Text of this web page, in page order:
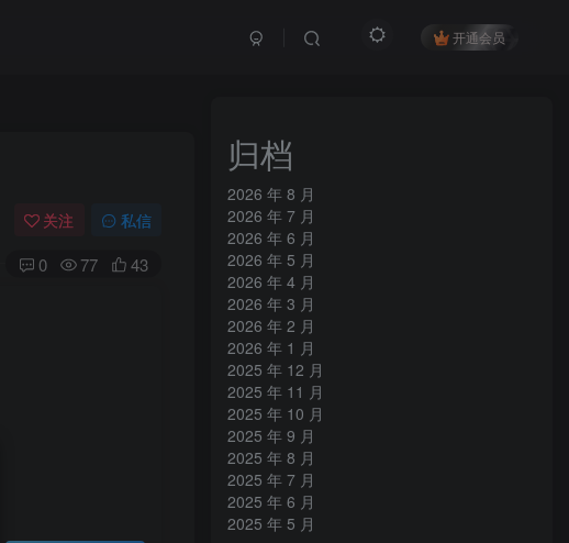
开通会员
关注 私信
0 77 43
归档
2026 年 8 月
2026 年 7 月
2026 年 6 月
2026 年 5 月
2026 年 4 月
2026 年 3 月
2026 年 2 月
2026 年 1 月
2025 年 12 月
2025 年 11 月
2025 年 10 月
2025 年 9 月
2025 年 8 月
2025 年 7 月
2025 年 6 月
2025 年 5 月